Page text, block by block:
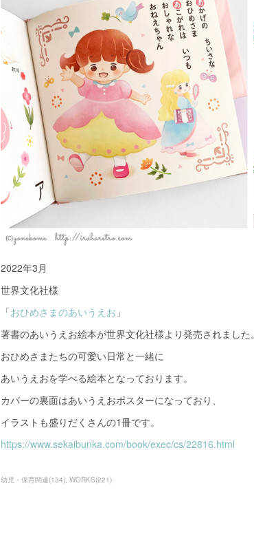
2022年3月
世界文化社様
「おひめさまのあいうえお 」
著書のあいうえお絵本が世界文化社様より発売されました。
おひめさまたちの可愛い日常と一緒に
あいうえおを学べる絵本となっております。
カバーの裏面はあいうえおポスターになっており、
イラストも盛りだくさんの1冊です。
https://www.sekaibunka.com/book/exec/cs/22816.html
幼児・保育関連(134) WORKS(221)